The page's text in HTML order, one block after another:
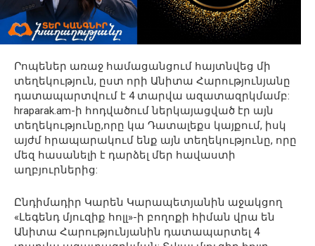
Րոպեներ առաջ համացանցում հայտնվեց մի
տեղեկություն, ըստ որի Անիտա Հարությունյանը
դատապարտվում է 4 տարվա ազատազրկմամբ:
hraparak.am-ի հոդվածում ներկայացված էր այն
տեղեկությունը,որը կա Դատալեքս կայքում, իսկ
այժմ հրապարակում ենք այն տեղեկությունը, որը
մեզ հասանելի է դարձել մեր հավաստի
աղբյուրներից:
Ընդիմադիր Կարեն Կարապետյանին աջակցող
«Լեգենդ մյուզիք հոլլ»-ի բողոքի հիման վրա են
Անիտա Հարությունյանին դատապարտել 4